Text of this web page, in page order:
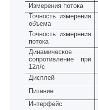
Измерения потока
Точность измерения
объема
Точность измерения
потока
Динамическое
сопротивление при
12л/с
Дисплей
Питание
Интерфейс